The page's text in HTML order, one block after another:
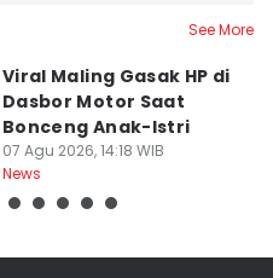
See More
Viral Maling Gasak HP di
Dasbor Motor Saat
Bonceng Anak-Istri
07 Agu 2026, 14:18 WIB
News